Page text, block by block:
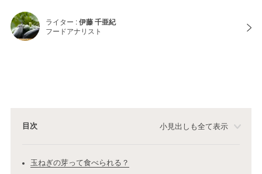
ライター :伊藤 千亜紀
フードアナリスト
目次 小見出しも全て表示
玉ねぎの芽って食べられる？